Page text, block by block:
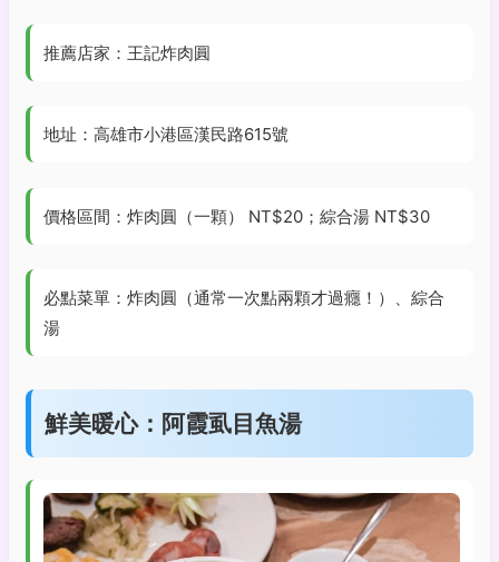
推薦店家：王記炸肉圓
地址：高雄市小港區漢民路615號
價格區間：炸肉圓（一顆） NT$20；綜合湯 NT$30
必點菜單：炸肉圓（通常一次點兩顆才過癮！）、綜合
湯
鮮美暖心：阿霞虱目魚湯